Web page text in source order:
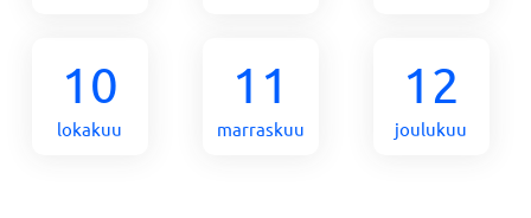
10
lokakuu
11
marraskuu
12
joulukuu